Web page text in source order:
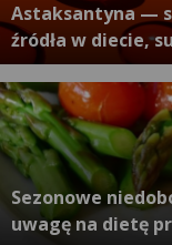
Astaksantyna —
źródła w diecie,
Sezonowe
uwagę na dietę